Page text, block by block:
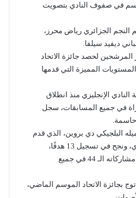
في صفوف النادي بتصويت
يتقدمهم النجم الجزائري رياض محرز،
ديفيد سيلفا.
المرشحين لحصد جائزة الاتحاد
إلى المستويات المميزة التي قدمها
الإنجليزي منذ انطلاق
حيث شارك في 46 مباراة في جميع المسابقات، سجل
البلجيكي دي بروين، الذي قدم
موسما خرافيا مع الأزرق السماوي، ونجح في تسجيل 13 هدفًا،
وتقديم 22 تمريرة حاسمة، خلال مشاركاته الـ 44 في جميع
بجائزة الاتحاد الموسم الماضي،